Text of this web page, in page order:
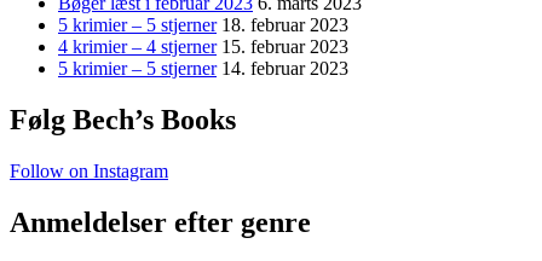
5 krimier – 5 stjerner 18. februar 2023
4 krimier – 4 stjerner 15. februar 2023
5 krimier – 5 stjerner 14. februar 2023
Følg Bech’s Books
Follow on Instagram
Anmeldelser efter genre